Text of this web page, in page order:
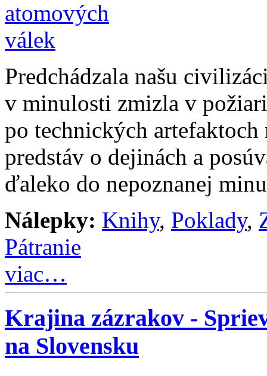
Predchádzala našu
v minulosti zmizla v
po technických artefaktoch
predstáv o dejinách a
ďaleko do nepoznanej
Nálepky: Knihy, Poklady,
Pátranie
viac…
Krajina zázrakov -
na Slovensku